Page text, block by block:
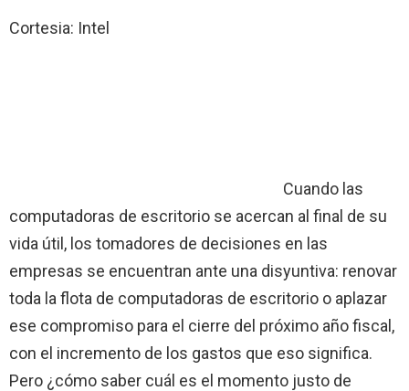
Cortesia: Intel
Cuando las
computadoras de escritorio se acercan al final de su
vida útil, los tomadores de decisiones en las
empresas se encuentran ante una disyuntiva: renovar
toda la flota de computadoras de escritorio o aplazar
ese compromiso para el cierre del próximo año fiscal,
con el incremento de los gastos que eso significa.
Pero ¿cómo saber cuál es el momento justo de